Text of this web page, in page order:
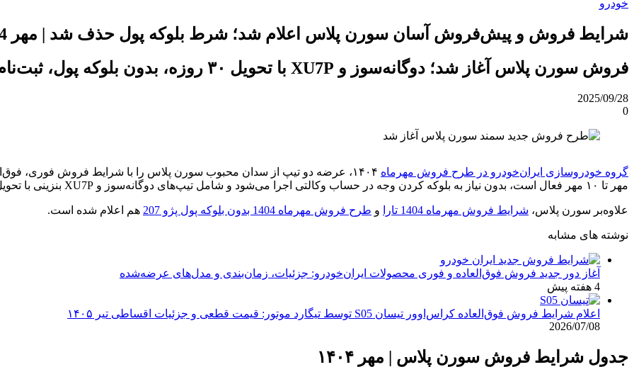
خودرو
شرایط فروش و پیش‌فروش آسان سورن پلاس اعلام شد؛ شرط بلوکه پول حذف شد | مهر 1404
فروش سورن پلاس آغاز شد؛ دوگانه‌سوز و XU7P با تحویل ۳۰ روزه، بدون بلوکه پول، ثبت‌نام تا ۱۰ مهر در سایت ایران‌خودرو فعال است.
2025/09/28
0
گروه خودروسازی ایران‌خودرو در طرح فروش مهرماه
مهر تا ۱۰ مهر فعال است، بدون نیاز به بلوکه کردن وجه در حساب وکالتی اجرا می‌شود و شامل تیپ‌های دوگانه‌سوز و XU7P بنزینی با تحویل ۳۰، ۹۰ و ۱۸۰ روزه است.
علاوه‌بر سورن پلاس، شرایط فروش مهرماه 1404 تارا و طرح فروش مهرماه 1404 بدون بلوکه پول پژو 207 هم اعلام شده است.
نوشته های مشابه
آغاز دور جدید فروش فوق‌العاده و فوری محصولات ایران‌خودرو: جزئیات، زمان‌بندی و مدل‌های عرضه‌شده
4 هفته پیش
اعلام شرایط فروش فوق‌العاده کراس‌اوور تیسان S05 توسط تیگارد موتور: قیمت قطعی و جزئیات اقساطی تیر ۱۴۰۵
2026/07/08
جدول شرایط فروش سورن پلاس | مهر ۱۴۰۴